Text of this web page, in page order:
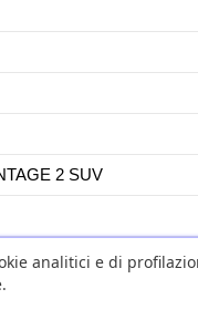
2 SUV
analitici e di